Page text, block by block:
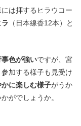
は拝するヒラウコー
（日本線香12本）と
色が強いですが、宮
加する様子も見受け
かに楽しむ様子がうか
がでしょうか。